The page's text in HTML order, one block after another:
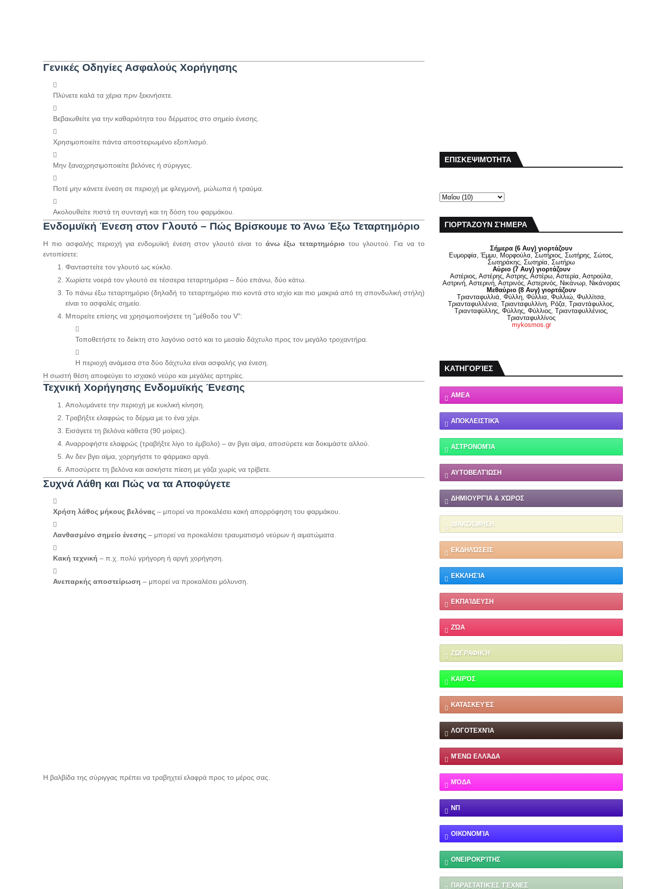
Γενικές Οδηγίες Ασφαλούς Χορήγησης
Πλύνετε καλά τα χέρια πριν ξεκινήσετε.
Βεβαιωθείτε για την καθαριότητα του δέρματος στο σημείο ένεσης.
Χρησιμοποιείτε πάντα αποστειρωμένο εξοπλισμό.
Μην ξαναχρησιμοποιείτε βελόνες ή σύριγγες.
Ποτέ μην κάνετε ένεση σε περιοχή με φλεγμονή, μώλωπα ή τραύμα.
Ακολουθείτε πιστά τη συνταγή και τη δόση του φαρμάκου.
Ενδομυϊκή Ένεση στον Γλουτό – Πώς Βρίσκουμε το Άνω Έξω Τεταρτημόριο
Η πιο ασφαλής περιοχή για ενδομυϊκή ένεση στον γλουτό είναι τοάνω έξω τεταρτημόριο του γλουτού. Για να το
εντοπίσετε:
Φανταστείτε τον γλουτό ως κύκλο.
Χωρίστε νοερά τον γλουτό σε τέσσερα τεταρτημόρια – δύο επάνω, δύο κάτω.
Το πάνω έξω τεταρτημόριο (δηλαδή το τεταρτημόριο πιο κοντά στο ισχίο και πιο μακριά από τη σπονδυλική στήλη)
είναι το ασφαλές σημείο.
Μπορείτε επίσης να χρησιμοποιήσετε τη "μέθοδο του V":
Τοποθετήστε το δείκτη στο λαγόνιο οστό και το μεσαίο δάχτυλο προς τον μεγάλο τροχαντήρα.
Η περιοχή ανάμεσα στα δύο δάχτυλα είναι ασφαλής για ένεση.
Η σωστή θέση αποφεύγει το ισχιακό νεύρο και μεγάλες αρτηρίες.
Τεχνική Χορήγησης Ενδομυϊκής Ένεσης
Απολυμάνετε την περιοχή με κυκλική κίνηση.
Τραβήξτε ελαφρώς το δέρμα με το ένα χέρι.
Εισάγετε τη βελόνα κάθετα (90 μοίρες).
Αναρροφήστε ελαφρώς (τραβήξτε λίγο το έμβολο) – αν βγει αίμα, αποσύρετε και δοκιμάστε αλλού.
Αν δεν βγει αίμα, χορηγήστε το φάρμακο αργά.
Αποσύρετε τη βελόνα και ασκήστε πίεση με γάζα χωρίς να τρίβετε.
Συχνά Λάθη και Πώς να τα Αποφύγετε
Χρήση λάθος μήκους βελόνας – μπορεί να προκαλέσει κακή απορρόφηση του φαρμάκου.
Λανθασμένο σημείο ένεσης – μπορεί να προκαλέσει τραυματισμό νεύρων ή αιματώματα.
Κακή τεχνική – π.χ. πολύ γρήγορη ή αργή χορήγηση.
Ανεπαρκής αποστείρωση – μπορεί να προκαλέσει μόλυνση.
Η βαλβίδα της σύριγγας πρέπει να τραβηχτεί ελαφρά προς το μέρος σας.
ΕΠΙΣΚΕΨΙΜΌΤΗΤΑ
ΓΙΟΡΤΆΖΟΥΝ ΣΉΜΕΡΑ
Σήμερα (6 Αυγ) γιορτάζουν
Ευμορφία, Έμμυ, Μορφούλα, Σωτήριος, Σωτήρης, Σώτος,
Σωτηράκης, Σωτηρία, Σωτήρω
Αύριο (7 Αυγ) γιορτάζουν
Αστέριος, Αστέρης, Αστρης, Αστέρω, Αστερία, Αστρούλα,
Αστρινή, Αστερινή, Αστρινός, Αστερινός, Νικάνωρ, Νικάνορας
Μεθαύριο (8 Αυγ) γιορτάζουν
Τριανταφυλλιά, Φύλλη, Φύλλια, Φυλλιώ, Φυλλίτσα,
Τριανταφυλλένια, Τριανταφυλλίνη, Ρόζα, Τριαντάφυλλος,
Τριανταφύλλης, Φύλλης, Φύλλιος, Τριανταφυλλένιος,
Τριανταφυλλίνος
mykosmos.gr
ΚΑΤΗΓΟΡΊΕΣ
ΑΜΕΑ
ΑΠΟΚΛΕΙΣΤΙΚΆ
ΑΣΤΡΟΝΟΜΊΑ
ΑΥΤΟΒΕΛΤΊΩΣΗ
ΔΗΜΙΟΥΡΓΊΑ & ΧΏΡΟΣ
ΔΙΑΚΌΣΜΗΣΗ
ΕΚΔΗΛΏΣΕΙΣ
ΕΚΚΛΗΣΊΑ
ΕΚΠΑΊΔΕΥΣΗ
ΖΏΑ
ΖΩΓΡΑΦΙΚΉ
ΚΑΙΡΌΣ
ΚΑΤΑΣΚΕΥΈΣ
ΛΟΓΟΤΕΧΝΊΑ
ΜΈΝΩ ΕΛΛΆΔΑ
ΜΌΔΑ
ΝΠ
ΟΙΚΟΝΟΜΊΑ
ΟΝΕΙΡΟΚΡΊΤΗΣ
ΠΑΡΑΣΤΑΤΙΚΈΣ ΤΈΧΝΕΣ